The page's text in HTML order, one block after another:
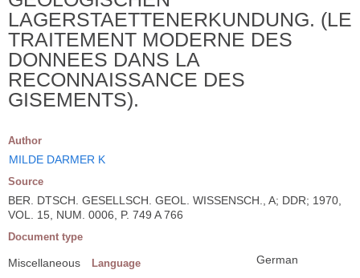
LAGERSTAETTENERKUNDUNG. (LE
TRAITEMENT MODERNE DES
DONNEES DANS LA
RECONNAISSANCE DES
GISEMENTS).
Author
MILDE DARMER K
Source
BER. DTSCH. GESELLSCH. GEOL. WISSENSCH., A; DDR; 1970,
VOL. 15, NUM. 0006, P. 749 A 766
Document type
Miscellaneous Language German